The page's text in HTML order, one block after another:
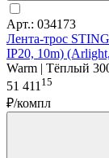
Арт.: 034173
Лента-трос
IP20, 10m)
Warm | Тёплый
51 411 15
₽/компл